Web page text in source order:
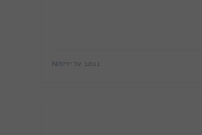
נכתב על ידיNiti